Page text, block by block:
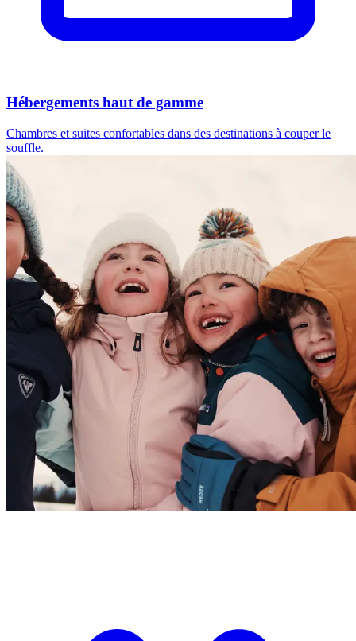
Hébergements haut de gamme
Chambres et suites confortables dans des destinations à couper le
souffle.